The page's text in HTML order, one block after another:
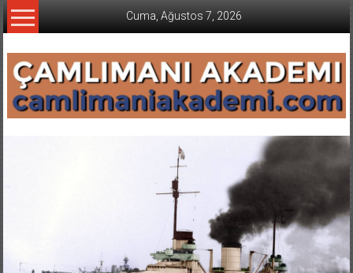
İçeriğe
geç
Cuma, Ağustos 7, 2026